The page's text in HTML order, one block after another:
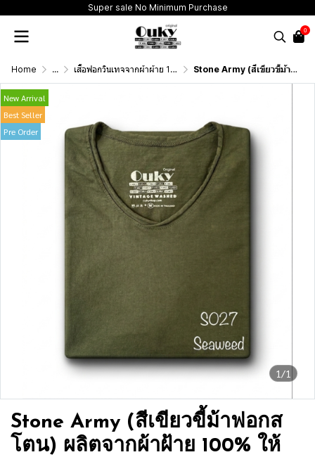
Super sale No Minimum Purchase
0
Home ... เสื้อฟอกวินเทจจากผ้าผ้าย 100 เปอร์เซนต์ รุ่นดั้งเดิม (T-Shirt Originai Vintage Washed Cotton 100%) Stone Army (สีเขียวขี้ม้าฟอกสโตน) ผลิตจากผ้าฝ้าย 100% ให้ความรู้สึกนุ่มฟู เบาสบาย
1/1
New Arrival
Best Seller
Pre Order
Stone Army (สีเขียวขี้ม้าฟอกส
โตน) ผลิตจากผ้าฝ้าย 100% ให้